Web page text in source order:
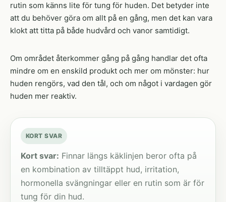
rutin som känns lite för tung för huden. Det betyder inte
att du behöver göra om allt på en gång, men det kan vara
klokt att titta på både hudvård och vanor samtidigt.
Om området återkommer gång på gång handlar det ofta
mindre om en enskild produkt och mer om mönster: hur
huden rengörs, vad den tål, och om något i vardagen gör
huden mer reaktiv.
KORT SVAR
Kort svar: Finnar längs käklinjen beror ofta på
en kombination av tilltäppt hud, irritation,
hormonella svängningar eller en rutin som är för
tung för din hud.